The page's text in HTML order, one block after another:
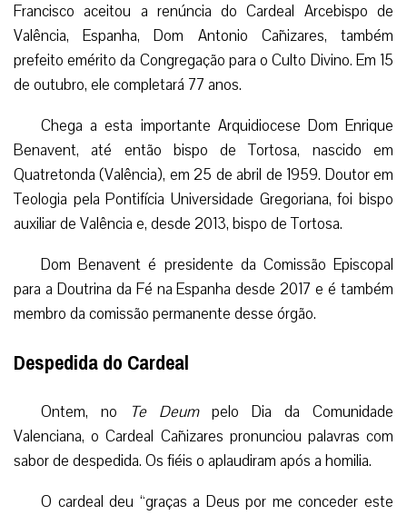
Francisco aceitou a renúncia do Cardeal Arcebispo de
Valência, Espanha, Dom Antonio Cañizares, também
prefeito emérito da Congregação para o Culto Divino. Em 15
de outubro, ele completará 77 anos.
Chega a esta importante Arquidiocese Dom Enrique
Benavent, até então bispo de Tortosa, nascido em
Quatretonda (Valência), em 25 de abril de 1959. Doutor em
Teologia pela Pontifícia Universidade Gregoriana, foi bispo
auxiliar de Valência e, desde 2013, bispo de Tortosa.
Dom Benavent é presidente da Comissão Episcopal
para a Doutrina da Fé na Espanha desde 2017 e é também
membro da comissão permanente desse órgão.
Despedida do Cardeal
Ontem, no Te Deumpelo Dia da Comunidade
Valenciana, o Cardeal Cañizares pronunciou palavras com
sabor de despedida. Os fiéis o aplaudiram após a homilia.
O cardeal deu “graças a Deus por me conceder este